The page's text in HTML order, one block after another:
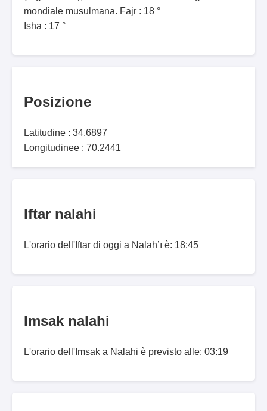
mondiale musulmana. Fajr : 18 °
Isha : 17 °
Posizione
Latitudine : 34.6897
Longitudinee : 70.2441
Iftar nalahi
L'orario dell'Iftar di oggi a Nālah’ī è: 18:45
Imsak nalahi
L'orario dell'Imsak a Nalahi è previsto alle: 03:19